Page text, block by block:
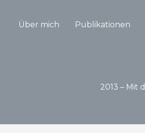
Über mich Publikationen
2013 – Mit